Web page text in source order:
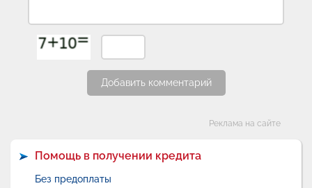
Добавить комментарий
Реклама на сайте
Помощь в получении кредита
Без предоплаты